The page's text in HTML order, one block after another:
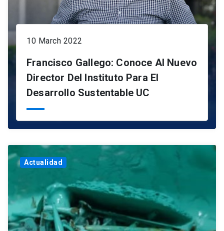
10 March 2022
Francisco Gallego: Conoce Al Nuevo
Director Del Instituto Para El
Desarrollo Sustentable UC
Actualidad